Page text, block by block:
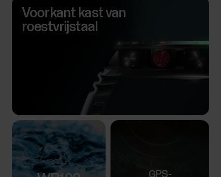
Voorkant kast van
roestvrijstaal
GPS-